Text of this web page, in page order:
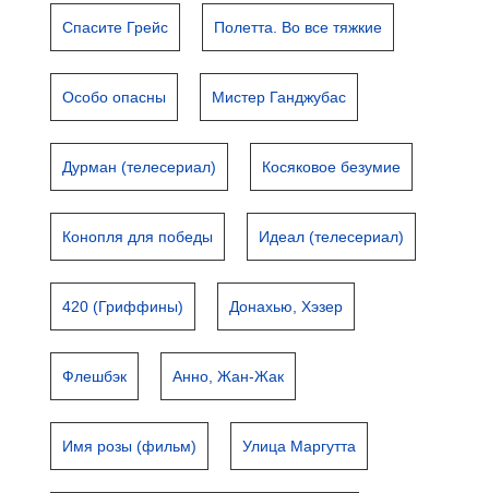
Спасите Грейс Полетта. Во все тяжкие
Особо опасны Мистер Ганджубас
Дурман (телесериал) Косяковое безумие
Конопля для победы Идеал (телесериал)
420 (Гриффины) Донахью, Хэзер
Флешбэк Анно, Жан-Жак
Имя розы (фильм) Улица Маргутта